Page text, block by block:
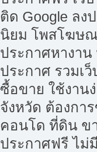
ติด Google ลง
นิยม โพสโฆษ
ประกาศหางาน
ประกาศ รวมเ
ซื้อขาย ใช้งาน
จังหวัด ต้องกา
คอนโด ที่ดิน ข
ประกาศฟรี ไม่